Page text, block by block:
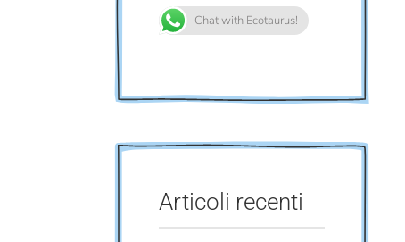
Chat with Ecotaurus!
Articoli recenti